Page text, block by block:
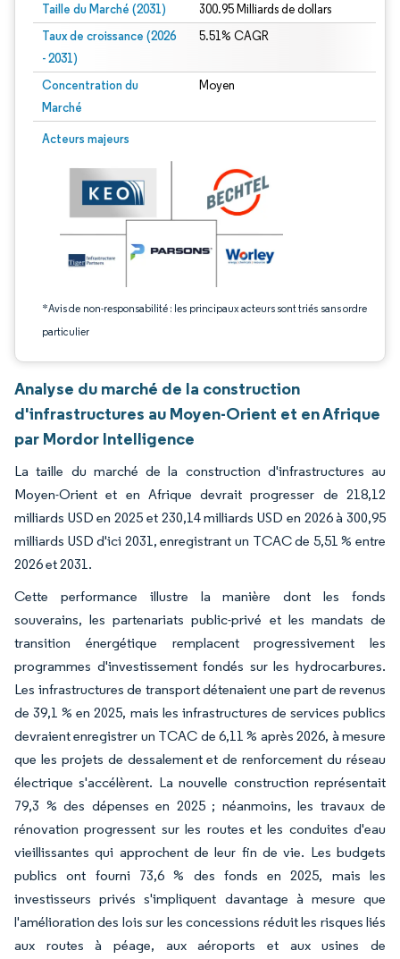
Taille du Marché (2031) 300.95 Milliards de dollars
Taux de croissance (2026
- 2031)
5.51% CAGR
Concentration du
Marché
Moyen
Acteurs majeurs
*Avis de non-responsabilité : les principaux acteurs sont triés sans ordre
particulier
Image © Mordor Intelligence. La réutilisation nécessite une attribution sous CC
Analyse du marché de la construction
d'infrastructures au Moyen-Orient et en Afrique
par Mordor Intelligence
La taille du marché de la construction d'infrastructures au
Moyen-Orient et en Afrique devrait progresser de 218,12
milliards USD en 2025 et 230,14 milliards USD en 2026 à 300,95
milliards USD d'ici 2031, enregistrant un TCAC de 5,51 % entre
2026 et 2031.
Cette performance illustre la manière dont les fonds
souverains, les partenariats public-privé et les mandats de
transition énergétique remplacent progressivement les
programmes d'investissement fondés sur les hydrocarbures.
Les infrastructures de transport détenaient une part de revenus
de 39,1 % en 2025, mais les infrastructures de services publics
devraient enregistrer un TCAC de 6,11 % après 2026, à mesure
que les projets de dessalement et de renforcement du réseau
électrique s'accélèrent. La nouvelle construction représentait
79,3 % des dépenses en 2025 ; néanmoins, les travaux de
rénovation progressent sur les routes et les conduites d'eau
vieillissantes qui approchent de leur fin de vie. Les budgets
publics ont fourni 73,6 % des fonds en 2025, mais les
investisseurs privés s'impliquent davantage à mesure que
l'amélioration des lois sur les concessions réduit les risques liés
aux routes à péage, aux aéroports et aux usines de